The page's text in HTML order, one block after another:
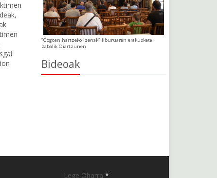
"Gogoan hartzeko izenak" liburuaren erakusketa
zabalik Oiartzunen
Bideoak
Lege Oharra *